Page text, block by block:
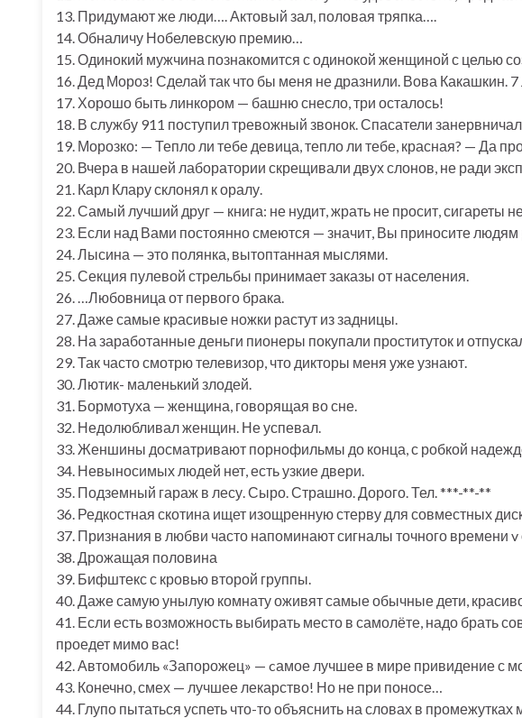
13. Придумают же люди…. Актовый зал, половая тряпка….
14. Обналичу Нобелевскую премию…
15. Одинокий мужчина познакомится с одинокой женщиной с целью
16. Дед Мороз! Сделай так что бы меня не дразнили. Вова Какашкин. 7
17. Хорошо быть линкором — башню снесло, три осталось!
18. В службу 911 поступил тревожный звонок. Спасатели
19. Морозко: — Тепло ли тебе девица, тепло ли тебе, красная? — Да
20. Вчера в нашей лаборатории скрещивали двух слонов, не ради
21. Карл Клару склонял к оралу.
22. Самый лучший друг — книга: не нудит, жрать не просит, сигареты
23. Если над Вами постоянно смеются — значит, Вы приносите людям
24. Лысина — это полянка, вытоптанная мыслями.
25. Секция пулевой стрельбы принимает заказы от населения.
26. …Любовница от первого брака.
27. Даже самые красивые ножки растут из задницы.
28. На заработанные деньги пионеры покупали проституток и
29. Так часто смотрю телевизор, что дикторы меня уже узнают.
30. Лютик- маленький злодей.
31. Бормотуха — женщина, говорящая во сне.
32. Недолюбливал женщин. Не успевал.
33. Женшины досматривают порнофильмы до конца, с робкой
34. Невыносимых людей нет, есть узкие двери.
35. Подземный гараж в лесу. Сыро. Страшно. Дорого. Тел. ***-**-**
36. Редкостная скотина ищет изощренную стерву для совместных
37. Признания в любви часто напоминают сигналы точного времени
38. Дрожащая половина
39. Бифштекс с кровью второй группы.
40. Даже самую унылую комнату оживят самые обычные дети,
41. Если есть возможность выбирать место в самолёте, надо брать
проедет мимо вас!
42. Автомобиль «Запорожец» — cамое лучшее в мире привидение с
43. Конечно, смех — лучшее лекарство! Но не при поносе…
44. Глупо пытаться успеть что-то объяснить на словах в